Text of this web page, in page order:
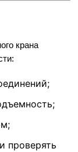
крана
проверять